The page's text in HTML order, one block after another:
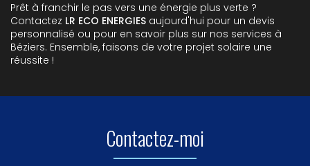
Prêt à franchir le pas vers une énergie plus verte ?
Contactez LR ECO ENERGIES aujourd'hui pour un devis
personnalisé ou pour en savoir plus sur nos services à
Béziers. Ensemble, faisons de votre projet solaire une
réussite !
Contactez-moi